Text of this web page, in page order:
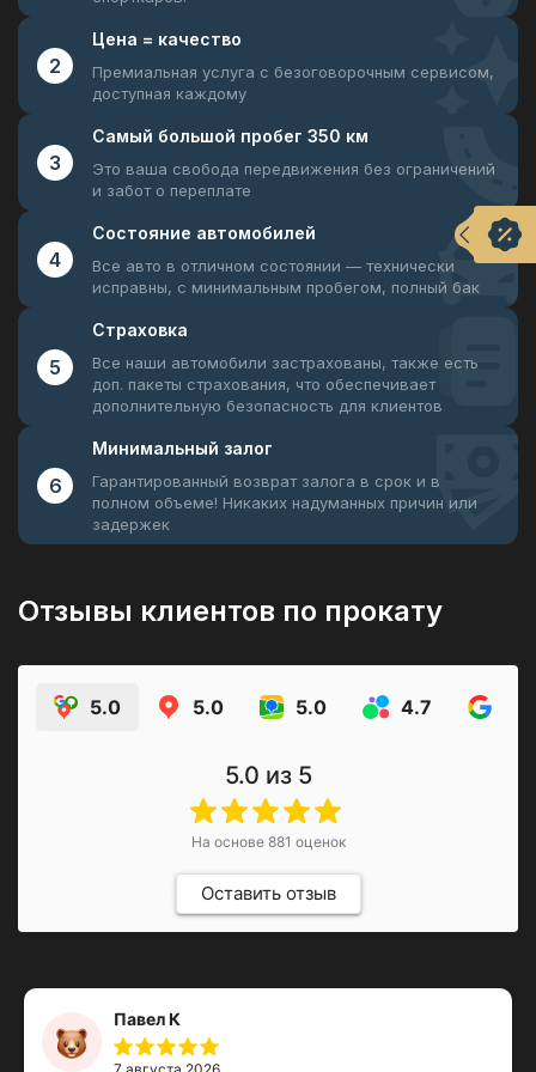
2
Цена = качество
Премиальная услуга с безоговорочным сервисом,
доступная каждому
3
Самый большой пробег 350 км
Это ваша свобода передвижения без ограничений
и забот о переплате
4
Состояние автомобилей
Все авто в отличном состоянии — технически
исправны, с минимальным пробегом, полный бак
5
Страховка
Все наши автомобили застрахованы, также есть
доп. пакеты страхования, что обеспечивает
дополнительную безопасность для клиентов
6
Минимальный залог
Гарантированный возврат залога в срок и в
полном объеме! Никаких надуманных причин или
задержек
Отзывы клиентов по прокату
5.0 5.0 5.0 4.7
5.0 из 5
На основе 881 оценок
Оставить отзыв
Павел К